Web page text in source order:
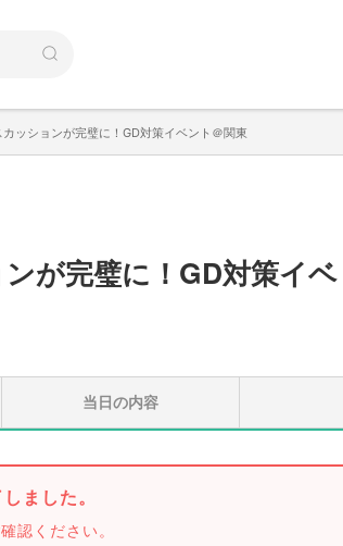
ッションが完璧に！GD対策イベント＠関東
が完璧に！GD対策イベ
当日の内容
ました。
認ください。